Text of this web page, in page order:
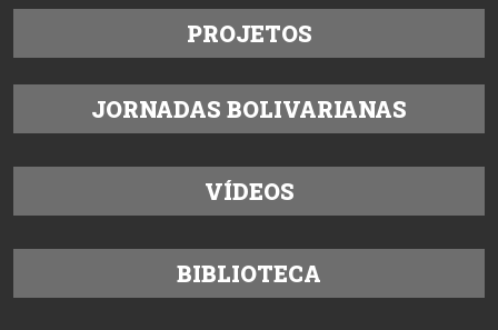
PROJETOS
JORNADAS BOLIVARIANAS
VÍDEOS
BIBLIOTECA